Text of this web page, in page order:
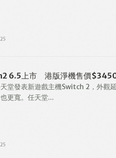
6.5上市 港版淨機售價$3450
堂發表新遊戲主機Switch 2，外觀
更寬。任天堂...